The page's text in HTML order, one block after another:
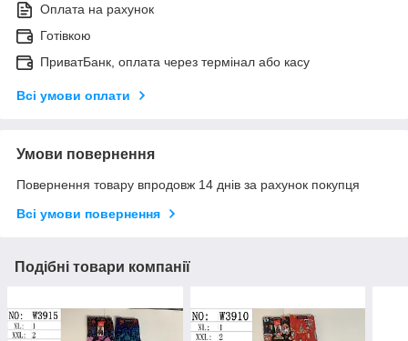
Оплата на рахунок
Готівкою
ПриватБанк, оплата через термінал або касу
Всі умови оплати
Умови повернення
Повернення товару впродовж 14 днів за рахунок покупця
Всі умови повернення
Подібні товари компанії